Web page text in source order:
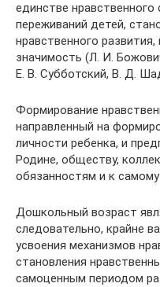
единстве нравственного
переживаний детей,
нравственного
значимость (Л. И.
Е. В. Субботский, В. Д.
Формирование
направленный на
личности ребенка, и
Родине, обществу,
обязанностям и к самому
Дошкольный возраст
следовательно, крайне
усвоения механизмов
становления
самоценным периодом